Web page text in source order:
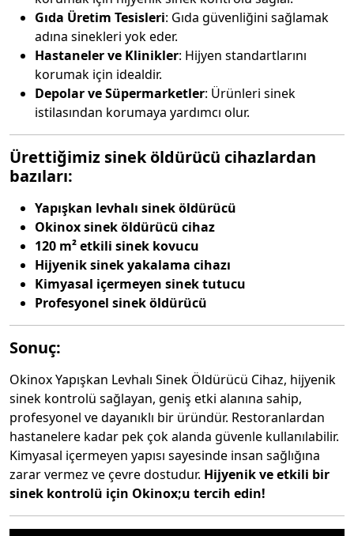
Gıda Üretim Tesisleri: Gıda güvenliğini sağlamak
adına sinekleri yok eder.
Hastaneler ve Klinikler: Hijyen standartlarını
korumak için idealdir.
Depolar ve Süpermarketler: Ürünleri sinek
istilasından korumaya yardımcı olur.
Ürettiğimiz sinek öldürücü cihazlardan
bazıları:
Yapışkan levhalı sinek öldürücü
Okinox sinek öldürücü cihaz
120 m² etkili sinek kovucu
Hijyenik sinek yakalama cihazı
Kimyasal içermeyen sinek tutucu
Profesyonel sinek öldürücü
Sonuç:
Okinox Yapışkan Levhalı Sinek Öldürücü Cihaz, hijyenik
sinek kontrolü sağlayan, geniş etki alanına sahip,
profesyonel ve dayanıklı bir üründür. Restoranlardan
hastanelere kadar pek çok alanda güvenle kullanılabilir.
Kimyasal içermeyen yapısı sayesinde insan sağlığına
zarar vermez ve çevre dostudur. Hijyenik ve etkili bir
sinek kontrolü için Okinox;u tercih edin!